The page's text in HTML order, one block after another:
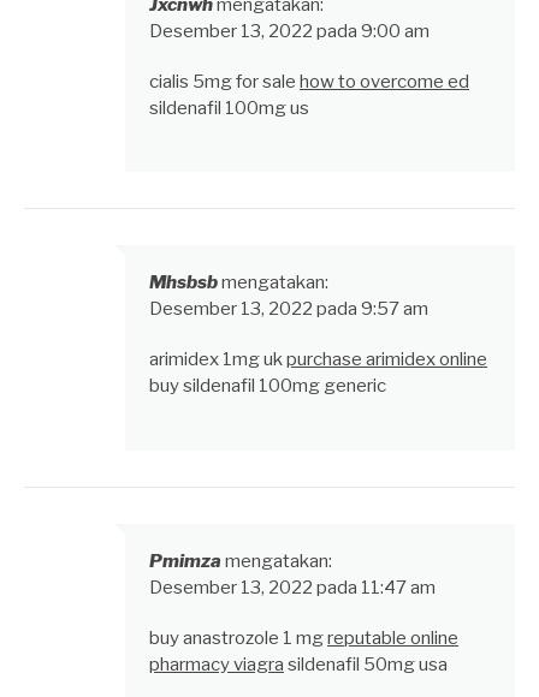
Jxcnwhmengatakan:
Desember 13, 2022 pada 9:00 am
cialis 5mg for sale how to overcome ed
sildenafil 100mg us
Mhsbsbmengatakan:
Desember 13, 2022 pada 9:57 am
arimidex 1mg ukpurchase arimidex online
buy sildenafil 100mg generic
Pmimza mengatakan:
Desember 13, 2022 pada 11:47 am
buy anastrozole 1 mgreputable online
pharmacy viagra sildenafil 50mg usa